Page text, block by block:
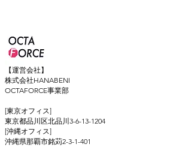
【運営会社】
株式会社HANABENI
OCTAFORCE事業部
[東京オフィス]
東京都品川区北品川3-6-13-1204
[沖縄オフィス]
​沖縄県那覇市銘苅2-3-1-401